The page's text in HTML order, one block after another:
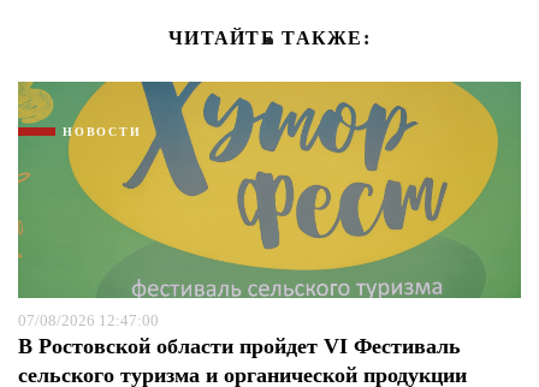
ЧИТАЙТЕ ТАКЖЕ:
НОВОСТИ
07/08/2026 12:47:00
В Ростовской области пройдет VI Фестиваль
сельского туризма и органической продукции